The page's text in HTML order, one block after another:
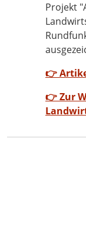
Projekt
👉
👉 Zur